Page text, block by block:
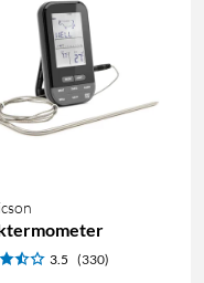
3.5 (330)